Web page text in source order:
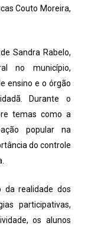
Couto Moreira,
Sandra Rabelo,
no município,
ensino e o órgão
Durante o
temas como a
popular na
do controle
da realidade dos
participativas,
os alunos